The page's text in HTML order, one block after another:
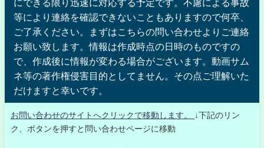
にできる限り迅速に対応する予定です。不慮による事故
等により連絡を確認できないこともありますので何卒、
ご了承ください。まずはこちらの問い合わせよりご連絡
お願い致します。情報は作成時点の日時のものですの
で、作成後に情報が変わる場合がございます。動画サム
ネ等の著作権侵害目的としてません。その点ご理解いた
だけますと幸いです。
お問い合わせのサイトへクリックで移動します。
↓下記のリン
ク、ボタンを押すと問い合わせページに移動